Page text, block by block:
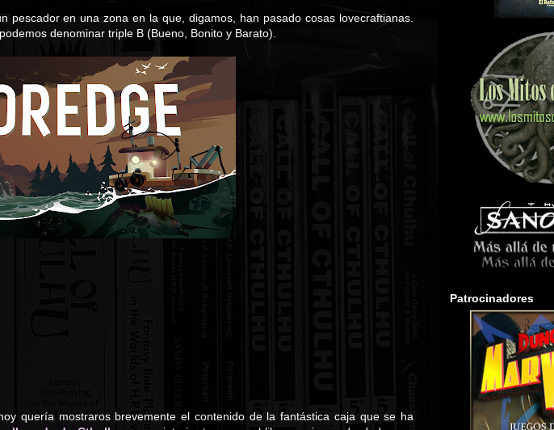
pescador en una zona en la que, digamos, han pasado cosas lovecraftianas.
denominar triple B (Bueno, Bonito y Barato).
quería mostraros brevemente el contenido de la fantástica caja que se ha
Patrocinadores